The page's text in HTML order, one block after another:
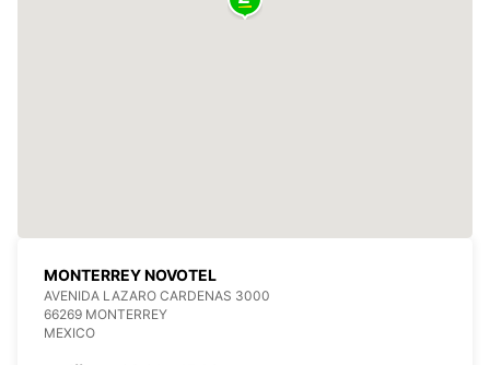
MONTERREY NOVOTEL
AVENIDA LAZARO CARDENAS 3000
66269 MONTERREY
MEXICO